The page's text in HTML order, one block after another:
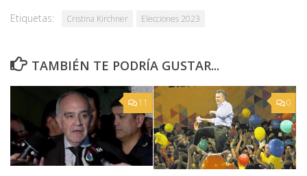
Etiquetas: Cristina Kirchner Elecciones 2023
TAMBIÉN TE PODRÍA GUSTAR...
11 0